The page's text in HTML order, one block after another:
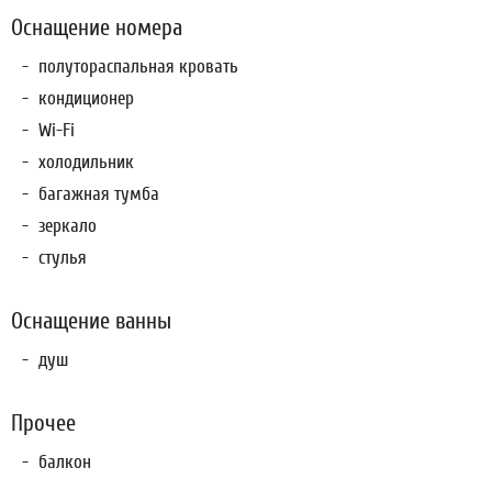
Оснащение номера
полутораспальная кровать
кондиционер
Wi-Fi
холодильник
багажная тумба
зеркало
стулья
Оснащение ванны
душ
Прочее
балкон